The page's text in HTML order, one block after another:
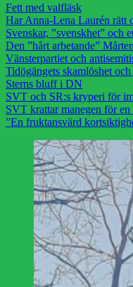
Fett med valfläsk
Har Anna-Lena Laurén rätt
Svenskar, ”svenskhet” och
Den ”hårt arbetande”
Vänsterpartiet och
Tidögängets skamlöshet
Sterns bluff i DN
SVT och SR:s kryperi för
SVT krattar manegen för en
”En fruktansvärd